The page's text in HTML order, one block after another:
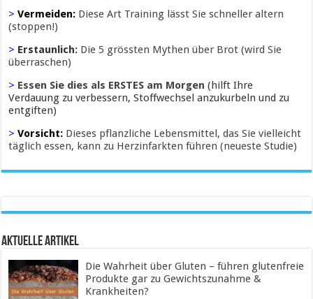
> Vermeiden: Diese Art Training lässt Sie schneller altern
(stoppen!)
> Erstaunlich: Die 5 grössten Mythen über Brot (wird Sie
überraschen)
> Essen Sie dies als ERSTES am Morgen (hilft Ihre
Verdauung zu verbessern, Stoffwechsel anzukurbeln und zu
entgiften)
> Vorsicht: Dieses pflanzliche Lebensmittel, das Sie vielleicht
täglich essen, kann zu Herzinfarkten führen (neueste Studie)
Aktuelle Artikel
Die Wahrheit über Gluten – führen glutenfreie
Produkte gar zu Gewichtszunahme &
Krankheiten?